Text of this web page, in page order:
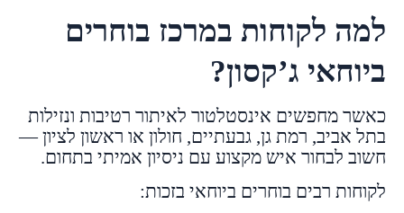
למה לקוחות במרכז בוחרים
ביוחאי ג’קסון?
כאשר מחפשים אינסטלטור לאיתור רטיבות ונזילות
בתל אביב, רמת גן, גבעתיים, חולון או ראשון לציון —
חשוב לבחור איש מקצוע עם ניסיון אמיתי בתחום.
לקוחות רבים בוחרים ביוחאי בזכות: